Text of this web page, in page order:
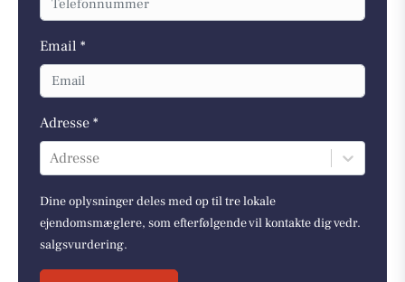
Email *
Adresse *
Adresse
Dine oplysninger deles med op til tre lokale
ejendomsmæglere, som efterfølgende vil kontakte dig vedr.
salgsvurdering.